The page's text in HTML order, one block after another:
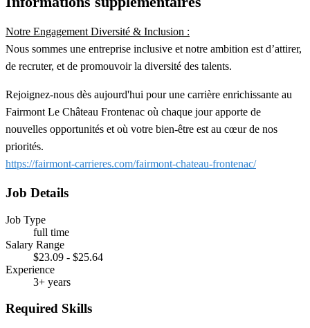
Notre Engagement Diversité & Inclusion :
Nous sommes une entreprise inclusive et notre ambition est d’attirer,
de recruter, et de promouvoir la diversité des talents.
Rejoignez-nous dès aujourd'hui pour une carrière enrichissante au
Fairmont Le Château Frontenac où chaque jour apporte de
nouvelles opportunités et où votre bien-être est au cœur de nos
priorités.
https://fairmont-carrieres.com/fairmont-chateau-frontenac/
Job Details
Job Type
full time
Salary Range
$23.09 - $25.64
Experience
3+ years
Required Skills